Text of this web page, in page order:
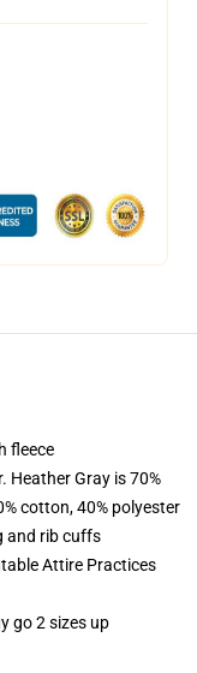
fleece
Heather Gray is 70%
cotton, 40% polyester
and rib cuffs
Attire Practices
go 2 sizes up